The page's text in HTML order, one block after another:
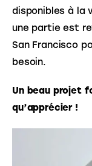
disponibles à la
une partie est
San Francisco
besoin.
Un beau projet
qu’apprécier !